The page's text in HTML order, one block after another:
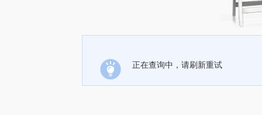
正在查询中，请刷新重试